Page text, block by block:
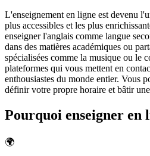
L'enseignement en ligne est devenu
plus accessibles et les plus
enseigner l'anglais comme langue
dans des matières académiques ou
spécialisées comme la musique ou le
plateformes qui vous mettent en
enthousiastes du monde entier. Vous
définir votre propre horaire et bâtir
Pourquoi enseigner en
🌍